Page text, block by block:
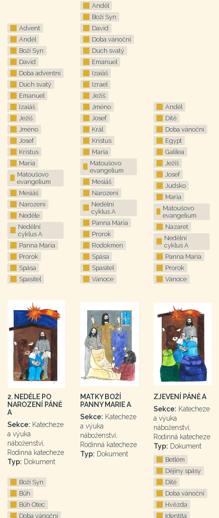
Advent
Anděl
Boží Syn
David
Doba adventní
Duch svatý
Emanuel
Izaiáš
Ježíš
Jméno
Josef
Kristus
Maria
Matoušovo
evangelium
Mesiáš
Narození
Neděle
Nedělní
cyklus A
Panna Maria
Prorok
Spása
Spasitel
Anděl
Boží Syn
David
Doba vánoční
Duch svatý
Emanuel
Izaiáš
Izrael
Ježíš
Jméno
Josef
Král
Kristus
Maria
Matoušovo
evangelium
Mesiáš
Narození
Nedělní
cyklus A
Panna Maria
Prorok
Rodokmen
Spása
Spasitel
Vánoce
Anděl
Dítě
Doba vánoční
Egypt
Galilea
Ježíš
Josef
Judsko
Maria
Matoušovo
evangelium
Nazaret
Nedělní
cyklus A
Panna Maria
Prorok
Vánoce
2. NEDĚLE PO
NAROZENÍ PÁNĚ
A
Sekce: Katecheze
a výuka
náboženství,
Rodinná katecheze
Typ: Dokument
Boží Syn
Bůh
Bůh Otec
Doba vánoční
MATKY BOŽÍ
PANNY MARIE A
Sekce: Katecheze
a výuka
náboženství,
Rodinná katecheze
Typ: Dokument
ZJEVENÍ PÁNĚ A
Sekce: Katecheze
a výuka
náboženství,
Rodinná katecheze
Typ: Dokument
Betlém
Dějiny spásy
Dítě
Doba vánoční
Hvězda
Identita